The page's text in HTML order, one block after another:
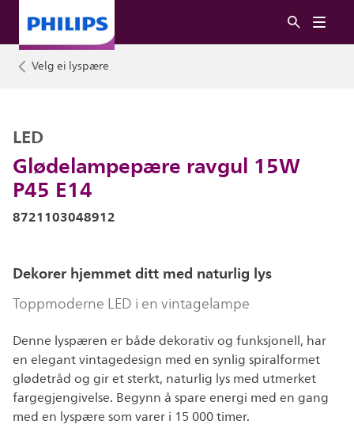
Velg ei lyspære
Glødelampepære ravgul 15W
P45 E14
LED
8721103048912
Dekorer hjemmet ditt med naturlig lys
Toppmoderne LED i en vintagelampe
Denne lyspæren er både dekorativ og funksjonell, har
en elegant vintagedesign med en synlig spiralformet
glødetråd og gir et sterkt, naturlig lys med utmerket
fargegjengivelse. Begynn å spare energi med en gang
med en lyspære som varer i 15 000 timer.